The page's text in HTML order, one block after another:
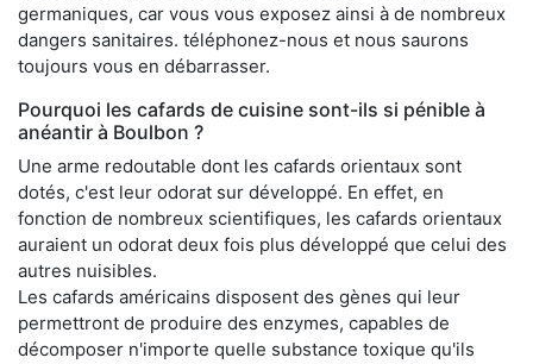
germaniques, car vous vous exposez ainsi à de nombreux
dangers sanitaires. téléphonez-nous et nous saurons
toujours vous en débarrasser.
Pourquoi les cafards de cuisine sont-ils si pénible à
anéantir à Boulbon ?
Une arme redoutable dont les cafards orientaux sont
dotés, c'est leur odorat sur développé. En effet, en
fonction de nombreux scientifiques, les cafards orientaux
auraient un odorat deux fois plus développé que celui des
autres nuisibles.
Les cafards américains disposent des gènes qui leur
permettront de produire des enzymes, capables de
décomposer n'importe quelle substance toxique qu'ils